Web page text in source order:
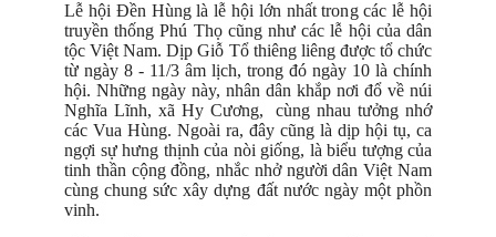
Lễ hội Đền Hùng là lễ hội lớn nhất trong các lễ hội
truyền thống Phú Thọ cũng như các lễ hội của dân
tộc Việt Nam. Dịp Giỗ Tổ thiêng liêng được tổ chức
từ ngày 8 - 11/3 âm lịch, trong đó ngày 10 là chính
hội. Những ngày này, nhân dân khắp nơi đổ về núi
Nghĩa Lĩnh, xã Hy Cương, cùng nhau tưởng nhớ
các Vua Hùng. Ngoài ra, đây cũng là dịp hội tụ, ca
ngợi sự hưng thịnh của nòi giống, là biểu tượng của
tinh thần cộng đồng, nhắc nhở người dân Việt Nam
cùng chung sức xây dựng đất nước ngày một phồn
vinh.